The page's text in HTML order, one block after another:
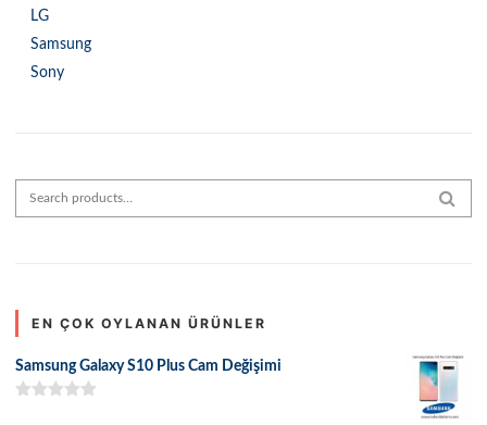
LG
Samsung
Sony
Search for:
EN ÇOK OYLANAN ÜRÜNLER
Samsung Galaxy S10 Plus Cam Değişimi